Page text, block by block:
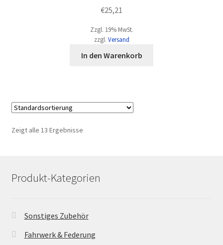
€25,21
Zzgl. 19% MwSt.
zzgl. Versand
In den Warenkorb
Zeigt alle 13 Ergebnisse
Produkt-Kategorien
Sonstiges Zubehör
Fahrwerk & Federung